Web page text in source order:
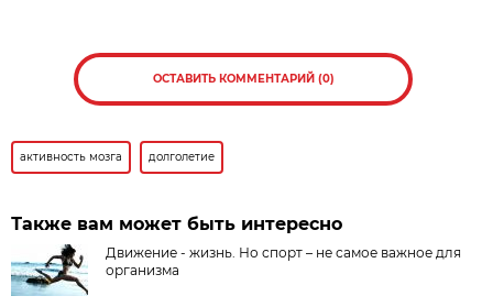
ОСТАВИТЬ КОММЕНТАРИЙ (0)
активность мозга долголетие
Также вам может быть интересно
Движение - жизнь. Но спорт – не самое важное для
организма